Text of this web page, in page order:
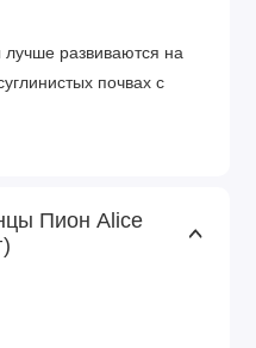
развиваются на
почвах с
раствора (рН 5,5–
песок. На
добавляют глину.
плодородной,
Пион Alice